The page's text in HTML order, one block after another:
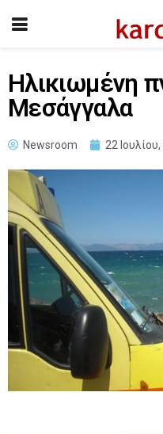
Ηλικιωμένη
Μεσάγγαλα
Newsroom 22